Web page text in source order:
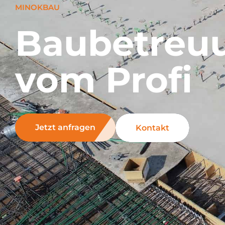
MINOKBAU
vom Profi
Jetzt anfragen Kontakt